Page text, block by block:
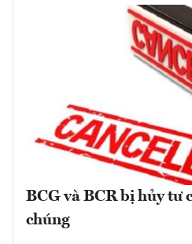
BCG và BCR bị hủy tư
chúng